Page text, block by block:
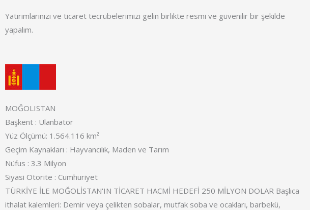
Yatırımlarınızı ve ticaret tecrübelerimizi gelin birlikte resmi ve güvenilir bir şekilde
yapalım.
MOĞOLISTAN
Başkent : Ulanbator
Yüz Ölçümü: 1.564.116 km²
Geçim Kaynakları : Hayvancılık, Maden ve Tarım
Nüfus : 3.3 Milyon
Siyasi Otorite : Cumhuriyet
TÜRKİYE İLE MOĞOLİSTAN'IN TİCARET HACMİ HEDEFİ 250 MİLYON DOLAR Başlıca
ithalat kalemleri: Demir veya çelikten sobalar, mutfak soba ve ocakları, barbekü,